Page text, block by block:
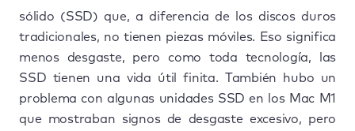
sólido (SSD) que, a diferencia de los discos duros
tradicionales, no tienen piezas móviles. Eso significa
menos desgaste, pero como toda tecnología, las
SSD tienen una vida útil finita. También hubo un
problema con algunas unidades SSD en los Mac M1
que mostraban signos de desgaste excesivo, pero